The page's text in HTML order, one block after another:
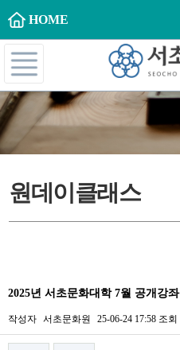
HOME
원데이클래스
2025년 서초문화대학 7월 공개강좌
작성자 서초문화원 25-06-24 17:58 조회